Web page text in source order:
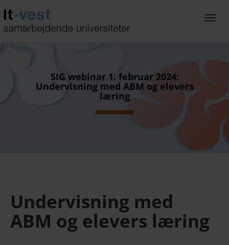
til
hoved-
SIG webinar 1. februar 2024:
Undervisning med ABM og elevers
læring
Undervisning med
ABM og elevers læring